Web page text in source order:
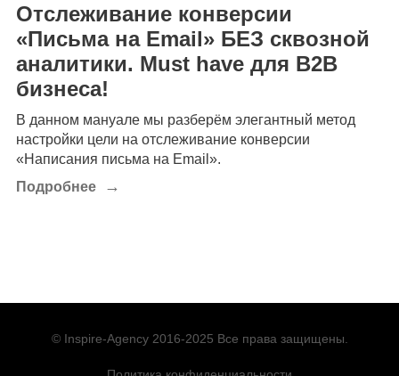
Отслеживание конверсии
«Письма на Email» БЕЗ сквозной
аналитики. Must have для B2B
бизнеса!
В данном мануале мы разберём элегантный метод
настройки цели на отслеживание конверсии
«Написания письма на Email».
Подробнее
→
© Inspire-Agency 2016-2025 Все права защищены.